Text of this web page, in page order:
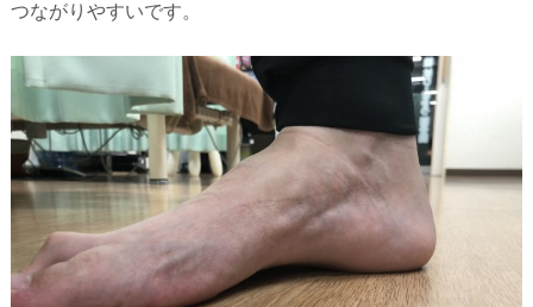
つながりやすいです。